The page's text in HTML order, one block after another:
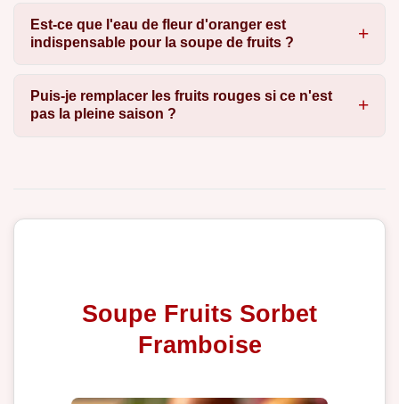
Est-ce que l'eau de fleur d'oranger est
indispensable pour la soupe de fruits ?
Puis-je remplacer les fruits rouges si ce n'est
pas la pleine saison ?
Soupe Fruits Sorbet
Framboise